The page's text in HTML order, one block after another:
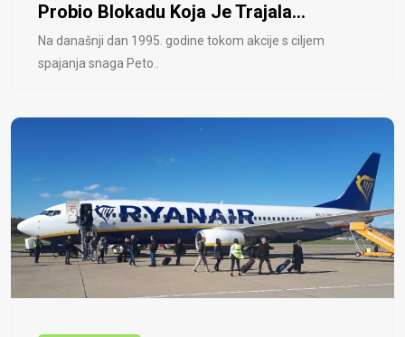
Probio Blokadu Koja Je Trajala...
Na današnji dan 1995. godine tokom akcije s ciljem
spajanja snaga Peto..